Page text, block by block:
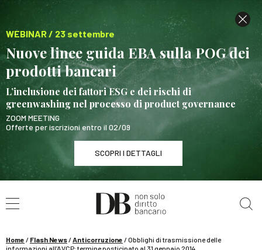
WEBINAR / 23 settembre
Nuove linee guida EBA sulla POG dei
prodotti bancari
L’inclusione dei fattori ESG e dei rischi di
greenwashing nel processo di product governance
ZOOM MEETING
Offerte per iscrizioni entro il 02/09
SCOPRI I DETTAGLI
WEBINAR / 23 settembre
Nuove linee guida EBA sulla POG dei prodotti
SCOPRI I DETTAGLI
Home / Flash News/Anticorruzione /Obblighi di trasmissione delle
informazioni all’AVCP: termine posticipato al 31 gennaio 2014